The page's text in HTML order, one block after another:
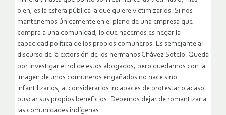
bien, es la esfera pública la que quiere victimizarlos. Si nos
mantenemos únicamente en el plano de una empresa que
compra a una comunidad, lo que hacemos es negar la
capacidad política de los propios comuneros. Es semejante al
discurso de la extorsión de los hermanos Chávez Sotelo. Queda
por investigar el rol de estos abogados, pero quedarnos con la
imagen de unos comuneros engañados no hace sino
infantilizarlos, al considerarlos incapaces de protestar o acaso
buscar sus propios beneficios. Debemos dejar de romantizar a
las comunidades indígenas.